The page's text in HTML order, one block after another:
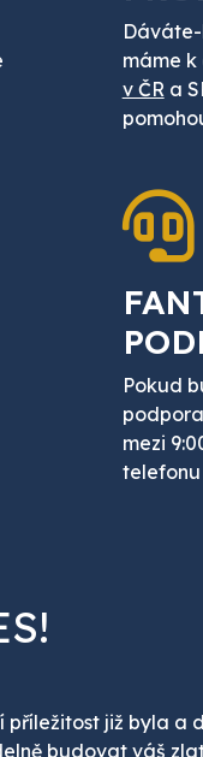
máme k
v ČR a
Pokud
mezi
již byla a
budovat váš